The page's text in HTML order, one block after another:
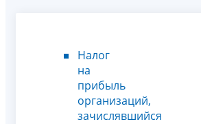
Налог
на
прибыль
организаций,
зачислявшийся